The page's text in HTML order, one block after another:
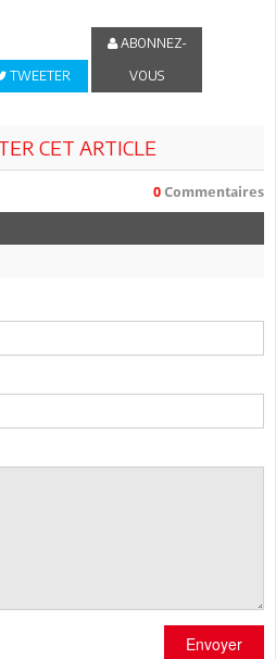
TWEETER
ABONNEZ-
VOUS
CET ARTICLE
0 Commentaires
Envoyer